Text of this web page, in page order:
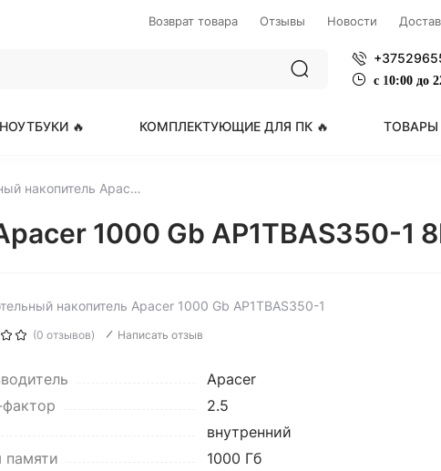
Возврат товара Отзывы Новости
с 1 0:00 до
НОУТБУКИ 🔥 КОМПЛЕКТУЮЩИЕ ДЛЯ ПК 🔥 ТОВАРЫ
Твердотельный накопитель Apacer 1000 Gb AP1TBAS350-1
1000 Gb AP1TBAS350-1
накопитель Apacer 1000 Gb AP1TBAS350-1
(0 отзывов) Написать отзыв
Apacer
2.5
внутренний
памяти
1000 Гб